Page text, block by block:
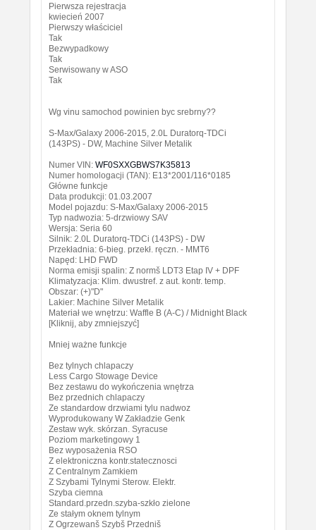
Pierwsza rejestracja
kwiecień 2007
Pierwszy właściciel
Tak
Bezwypadkowy
Tak
Serwisowany w ASO
Tak
Wg vinu samochod powinien byc srebrny??
S-Max/Galaxy 2006-2015, 2.0L Duratorq-TDCi
(143PS) - DW, Machine Silver Metalik
Numer VIN: WF0SXXGBWS7K35813
Numer homologacji (TAN): E13*2001/116*0185
Główne funkcje
Data produkcji: 01.03.2007
Model pojazdu: S-Max/Galaxy 2006-2015
Typ nadwozia: 5-drzwiowy SAV
Wersja: Seria 60
Silnik: 2.0L Duratorq-TDCi (143PS) - DW
Przekładnia: 6-bieg. przekł. ręczn. - MMT6
Napęd: LHD FWD
Norma emisji spalin: Z normš LDT3 Etap IV + DPF
Klimatyzacja: Klim. dwustref. z aut. kontr. temp.
Obszar: (+)"D"
Lakier: Machine Silver Metalik
Materiał we wnętrzu: Waffle B (A-C) / Midnight Black
[Kliknij, aby zmniejszyć]
Mniej ważne funkcje
Bez tylnych chlapaczy
Less Cargo Stowage Device
Bez zestawu do wykończenia wnętrza
Bez przednich chlapaczy
Ze standardow drzwiami tylu nadwoz
Wyprodukowany W Zakładzie Genk
Zestaw wyk. skórzan. Syracuse
Poziom marketingowy 1
Bez wyposażenia RSO
Z elektroniczna kontr.statecznosci
Z Centralnym Zamkiem
Z Szybami Tylnymi Sterow. Elektr.
Szyba ciemna
Standard.przedn.szyba-szkło zielone
Ze stałym oknem tylnym
Z Ogrzewanš Szybš Przedniš